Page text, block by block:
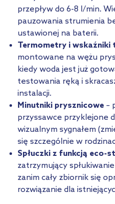
przepływ do 6-8 l/min.
pauzowania strumienia
ustawionej na baterii.
Termometry i
montowane na wężu
kiedy woda jest już
testowania ręką i
instalacji.
Minutniki prysznicowe –
przyssawce przyklejone
wizualnym sygnałem
się szczególnie w
Spłuczki z funkcją eco-
zatrzymujący
zanim cały zbiornik się
rozwiązanie dla